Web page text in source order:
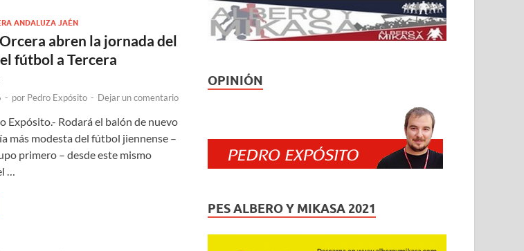
ANDALUZA JAÉN
abren la jornada del
fútbol a Tercera
- por Pedro Expósito - Dejar un comentario
Expósito.- Rodará el balón de nuevo
más modesta del fútbol jiennense –
primero – desde este mismo
…
OPINIÓN
PES ALBERO Y MIKASA 2021